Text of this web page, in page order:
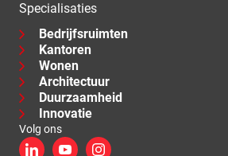
Specialisaties
Bedrijfsruimten
Kantoren
Wonen
Architectuur
Duurzaamheid
Innovatie
Volg ons
LinkedInYouTubeInstagram